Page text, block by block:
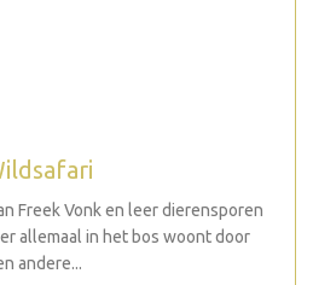
Freek Vonk en leer dierensporen
allemaal in het bos woont door
andere...